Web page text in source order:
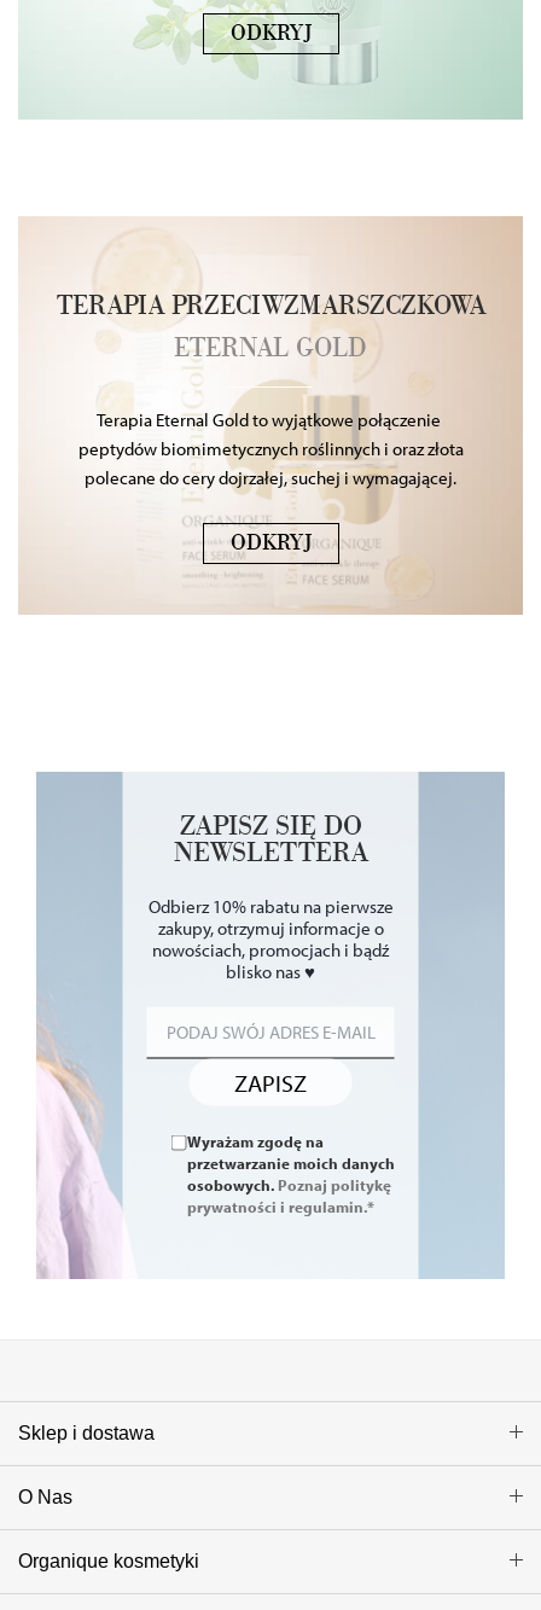
ODKRYJ
TERAPIA PRZECIWZMARSZCZKOWA
ETERNAL GOLD
Terapia Eternal Gold to wyjątkowe połączenie
peptydów biomimetycznych roślinnych i oraz złota
polecane do cery dojrzałej, suchej i wymagającej.
ODKRYJ
ZAPISZ SIĘ DO
NEWSLETTERA
Odbierz 10% rabatu na pierwsze
zakupy, otrzymuj informacje o
nowościach, promocjach i bądź
blisko nas ♥
ZAPISZ
Wyrażam zgodę na
przetwarzanie moich danych
osobowych. Poznaj politykę
prywatności i regulamin.*
Sklep i dostawa
O Nas
Organique kosmetyki